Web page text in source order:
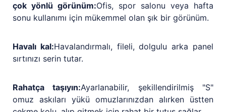
çok yönlü görünüm:Ofis, spor salonu veya hafta
sonu kullanımı için mükemmel olan şık bir görünüm.
Havalı kal:Havalandırmalı, fileli, dolgulu arka panel
sırtınızı serin tutar.
Rahatça taşıyın:Ayarlanabilir, şekillendirilmiş "S"
omuz askıları yükü omuzlarınızdan alırken üstten